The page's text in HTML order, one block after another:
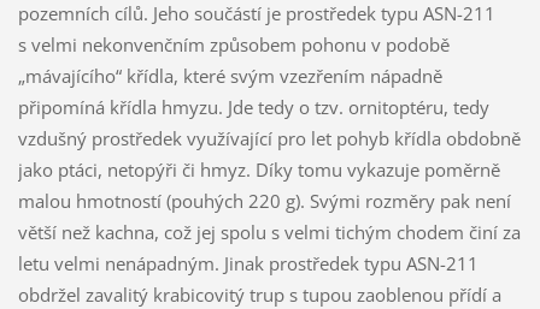
pozemních cílů. Jeho součástí je prostředek typu ASN-211
s velmi nekonvenčním způsobem pohonu v podobě
„mávajícího“ křídla, které svým vzezřením nápadně
připomíná křídla hmyzu. Jde tedy o tzv. ornitoptéru, tedy
vzdušný prostředek využívající pro let pohyb křídla obdobně
jako ptáci, netopýři či hmyz. Díky tomu vykazuje poměrně
malou hmotností (pouhých 220 g). Svými rozměry pak není
větší než kachna, což jej spolu s velmi tichým chodem činí za
letu velmi nenápadným. Jinak prostředek typu ASN-211
obdržel zavalitý krabicovitý trup s tupou zaoblenou přídí a